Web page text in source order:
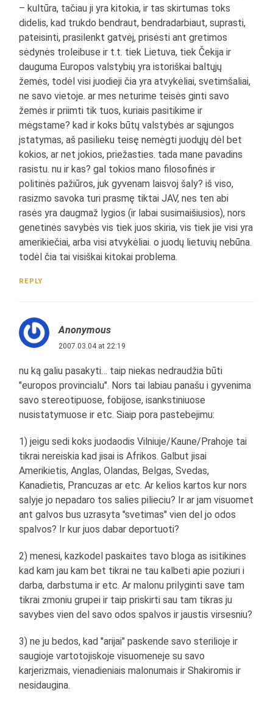
– kultūra, tačiau ji yra kitokia, ir tas skirtumas toks
didelis, kad trukdo bendraut, bendradarbiaut, suprasti,
pateisinti, prasilenkt gatvėj, prisėsti ant gretimos
sėdynės troleibuse ir t.t. tiek Lietuva, tiek Čekija ir
dauguma Europos valstybių yra istoriškai baltųjų
žemės, todėl visi juodieji čia yra atvykėliai, svetimšaliai,
ne savo vietoje. ar mes neturime teisės ginti savo
žemės ir priimti tik tuos, kuriais pasitikime ir
mėgstame? kad ir koks būtų valstybės ar sąjungos
įstatymas, aš pasilieku teisę nemėgti juodųjų dėl bet
kokios, ar net jokios, priežasties. tada mane pavadins
rasistu. nu ir kas? gal tokios mano filosofinės ir
politinės pažiūros, juk gyvenam laisvoj šaly? iš viso,
rasizmo savoka turi prasmę tiktai JAV, nes ten abi
rasės yra daugmaž lygios (ir labai susimaišiusios), nors
genetinės savybės vis tiek juos skiria, vis tiek jie visi yra
amerikiečiai, arba visi atvykėliai. o juodų lietuvių nebūna.
todėl čia tai visiškai kitokai problema.
REPLY
Anonymous
2007.03.04 at 22:19
nu ką galiu pasakyti… taip niekas nedraudžia būti
"europos provincialu". Nors tai labiau panašu i gyvenima
savo stereotipuose, fobijose, isankstiniuose
nusistatymuose ir etc. Siaip pora pastebejimu:
1) jeigu sedi koks juodaodis Vilniuje/Kaune/Prahoje tai
tikrai nereiskia kad jisai is Afrikos. Galbut jisai
Amerikietis, Anglas, Olandas, Belgas, Svedas,
Kanadietis, Prancuzas ar etc. Ar kelios kartos kur nors
salyje jo nepadaro tos salies pilieciu? Ir ar jam visuomet
ant galvos bus uzrasyta "svetimas" vien del jo odos
spalvos? Ir kur juos dabar deportuoti?
2) menesi, kazkodel paskaites tavo bloga as isitikines
kad kam jau kam bet tikrai ne tau kalbeti apie poziuri i
darba, darbstuma ir etc. Ar malonu prilyginti save tam
tikrai zmoniu grupei ir taip priskirti sau tam tikras ju
savybes vien del savo odos spalvos ir jaustis virsesniu?
3) ne ju bedos, kad "arijai" paskende savo sterilioje ir
saugioje vartotojiskoje visuomeneje su savo
karjerizmais, vienadieniais malonumais ir Shakiromis ir
nesidaugina.